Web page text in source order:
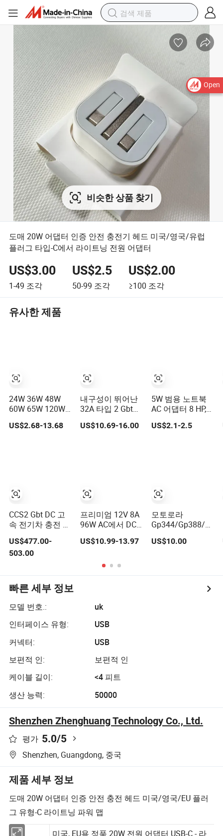
Open
비슷한 상품 찾기
도매 20W 어댑터 인증 안전 충전기 헤드 미국/영국/유럽
플러그 타입-C에서 라이트닝 전원 어댑터
US$3.00
1-49 조각
US$2.5
50-99 조각
US$2.00
≥100 조각
유사한 제품
24W 36W 48W
60W 65W 120W
150W 200W
400W 12V 19V
원 공급 장치 10A
스마트 스위퍼
UAV 로봇용
US$2.68-13.68
CCS2 Gbt DC 고
속 전기차 충전 어
US$477.00-
503.00
내구성이 뛰어난
32A 타입 2 Gbt
EV 어댑터 플러그,
혹독한 날씨에 적
US$10.69-16.00
프리미엄 12V 8A
96W AC에서 DC
어댑터 충전기
US$10.99-13.97
5W 범용 노트북
AC 어댑터 8 HP,
DELL, Lenovo,
Asus, Acer,
US$2.1-2.5
모토로라
Gp344/Gp388/
르의 양방향 라디
US$10.00
빠른 세부 정보
모델 번호.:
uk
인터페이스 유형:
USB
커넥터:
USB
보편적 인:
보편적 인
케이블 길이:
<4 피트
생산 능력:
50000
Shenzhen Zhenghuang Technology Co., Ltd.
평가 5.0/5
Shenzhen, Guangdong, 중국
제품 세부 정보
도매 20W 어댑터 인증 안전 충전 헤드 미국/영국/EU 플러
그 유형-C 라이트닝 파워 맵